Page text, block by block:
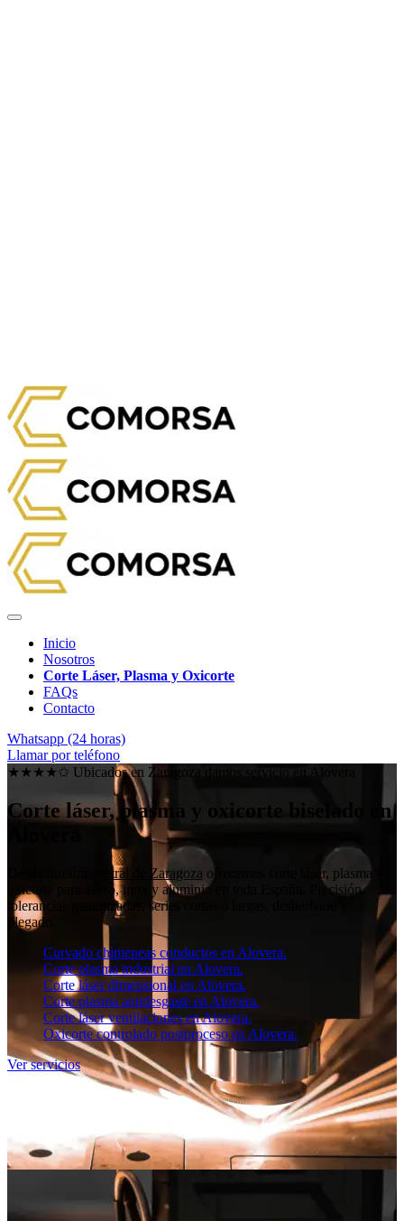
Inicio
Nosotros
Corte Láser, Plasma y Oxicorte
FAQs
Contacto
Whatsapp (24 horas)
Llamar por teléfono
★★★★✩ Ubicados en Zaragoza damos servicio en
Corte láser, plasma y oxicorte biselado en
central de Zaragoza ofrecemos corte láser, plasma y
oxicorte para acero, inox y aluminio en toda España. Precisión,
tolerancias garantizadas, series cortas o largas, desbarbado y
plegado.
Curvado chimeneas conductos en Alovera.
Corte plasma industrial en Alovera.
Corte láser dimensional en Alovera.
Corte plasma antidesgaste en Alovera.
Corte láser ventilaciones en Alovera.
Oxicorte controlado postproceso en Alovera.
Ver servicios